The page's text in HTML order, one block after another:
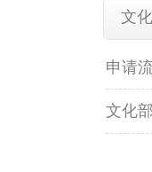
文
申请
文化